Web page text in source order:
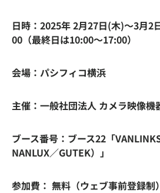
日時：2025年 2月27日(木)～3月2
00（最終日は10:00～17:00）
会場：パシフィコ横浜
主催：一般社団法人 カメラ映像機
ブース番号：ブース22「
NANLUX／GUTEK）」
参加費： 無料（ウェブ事前登録制）